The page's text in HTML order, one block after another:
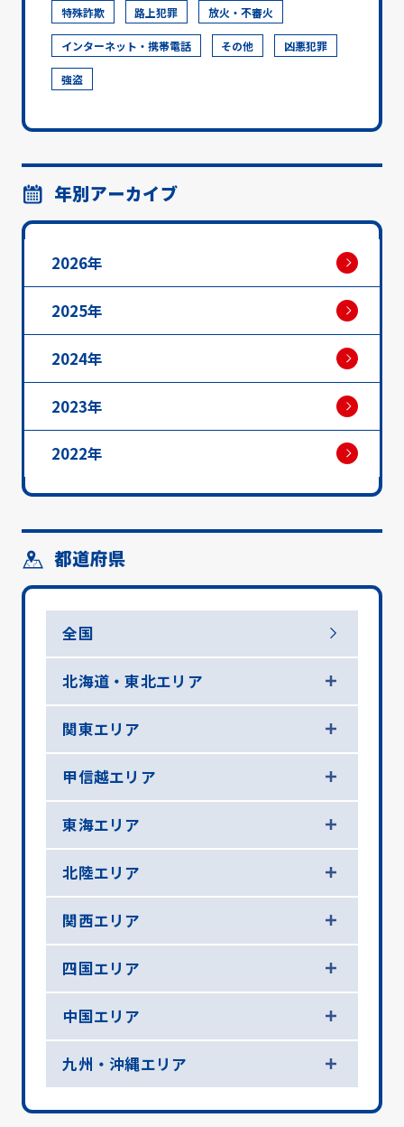
特殊詐欺 路上犯罪 放火・不審火
インターネット・携帯電話 その他 凶悪犯罪
強盗
年別アーカイブ
2026年
2025年
2024年
2023年
2022年
都道府県
全国
北海道・東北エリア
関東エリア
甲信越エリア
東海エリア
北陸エリア
関西エリア
四国エリア
中国エリア
九州・沖縄エリア